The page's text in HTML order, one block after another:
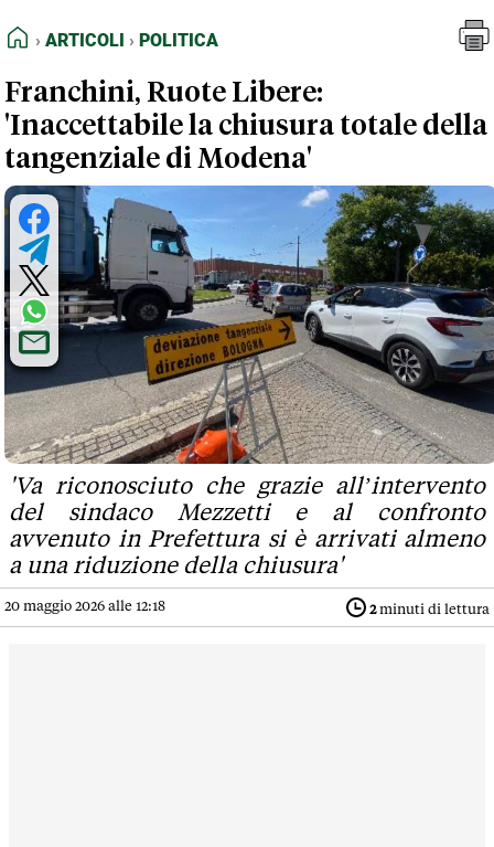
FEED RSS
NORMATIVE DEONTOLOGICHE
TERMINI e CONDIZIONI
HOME
ARTICOLI POLITICA
Franchini, Ruote Libere:
'Inaccettabile la chiusura totale della
tangenziale di Modena'
'Va riconosciuto che grazie all’intervento
del sindaco Mezzetti e al confronto
avvenuto in Prefettura si è arrivati almeno
a una riduzione della chiusura'
20 maggio 2026 alle 12:18 2minuti di lettura